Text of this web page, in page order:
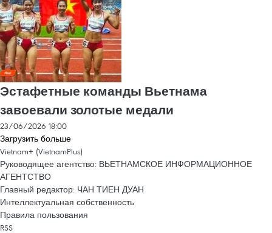
Эстафетные команды Вьетнама
завоевали золотые медали
23/06/2026 18:00
Загрузить больше
Vietnam+ (VietnamPlus)
Руководящее агентство: ВЬЕТНАМСКОЕ ИНФОРМАЦИОННОЕ
АГЕНТСТВО
Главный редактор: ЧАН ТИЕН ДУАН
Интеллектуальная собственность
Правила пользования
RSS